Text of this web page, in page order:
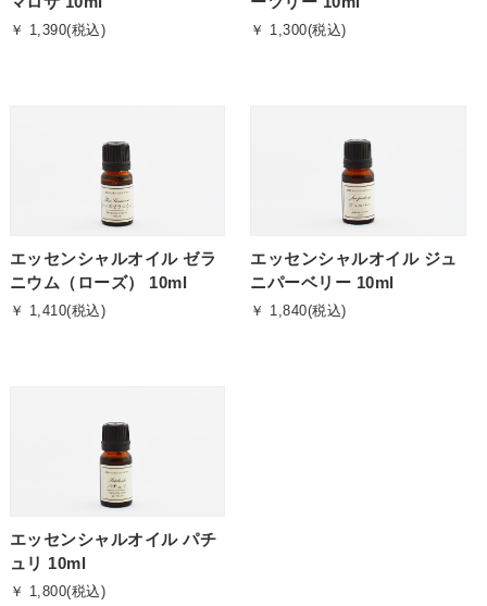
￥ 1,390(税込) ￥ 1,300(税込)
エッセンシャルオイル ゼラ
ニウム（ローズ） 10ml
￥ 1,410(税込)
エッセンシャルオイル ジュ
ニパーベリー 10ml
￥ 1,840(税込)
エッセンシャルオイル パチ
ュリ 10ml
￥ 1,800(税込)